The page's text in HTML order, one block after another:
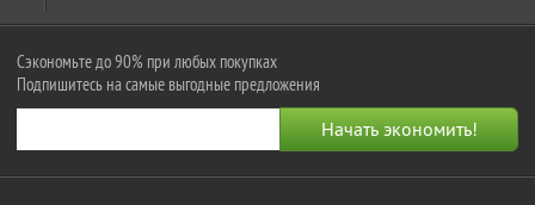
Сэкономьте до 90% при любых покупках
Подпишитесь на самые выгодные предложения